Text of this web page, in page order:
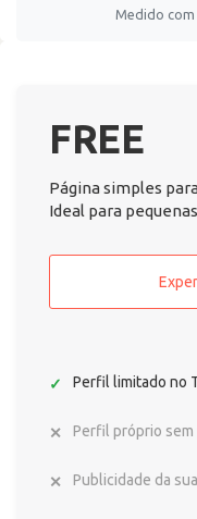
Medido com
FREE
Página simples
Ideal para
Perfil limitado no
Perfil próprio
Publicidade da